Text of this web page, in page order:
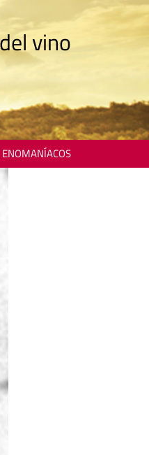
vino
ENOMANÍACOS